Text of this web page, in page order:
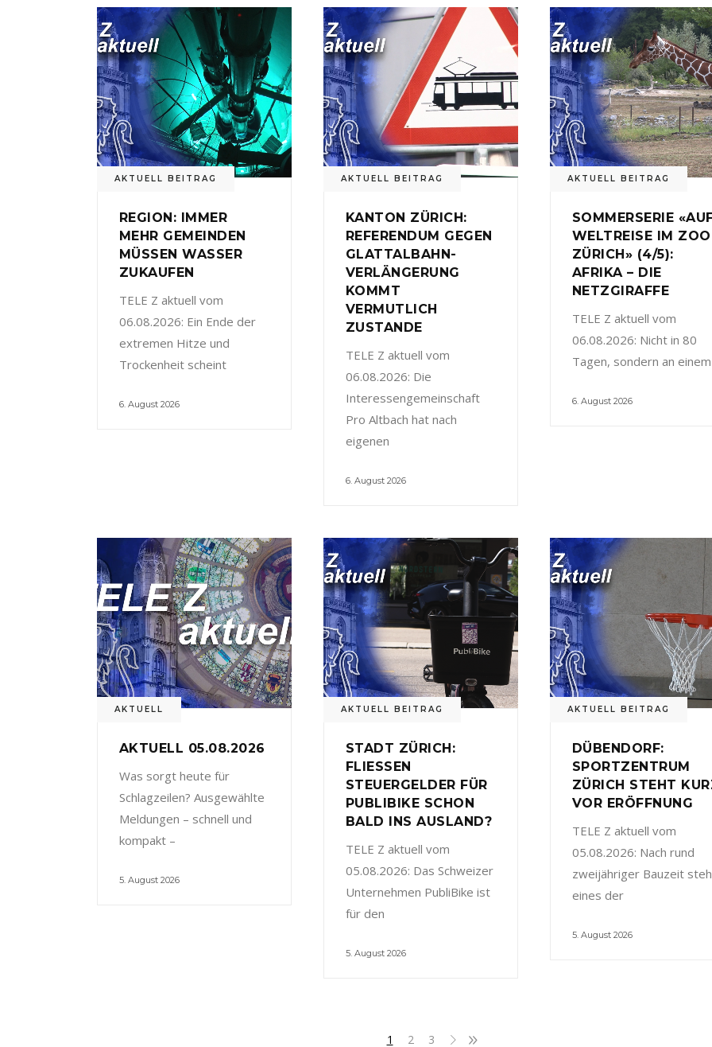
AKTUELL BEITRAG
REGION: IMMER
MEHR GEMEINDEN
MÜSSEN WASSER
ZUKAUFEN
TELE Z aktuell vom
06.08.2026: Ein Ende der
extremen Hitze und
Trockenheit scheint
6. August 2026
AKTUELL BEITRAG
KANTON ZÜRICH:
REFERENDUM GEGEN
GLATTALBAHN-
VERLÄNGERUNG
KOMMT
VERMUTLICH
ZUSTANDE
TELE Z aktuell vom
06.08.2026: Die
Interessengemeinschaft
Pro Altbach hat nach
eigenen
6. August 2026
AKTUELL BEITRAG
SOMMERSERIE
WELTREISE IM ZOO
ZÜRICH» (4/5):
AFRIKA – DIE
NETZGIRAFFE
TELE Z aktuell vom
06.08.2026: Nicht in 80
Tagen, sondern an einem
6. August 2026
AKTUELL
AKTUELL 05.08.2026
Was sorgt heute für
Schlagzeilen? Ausgewählte
Meldungen – schnell und
kompakt –
5. August 2026
AKTUELL BEITRAG
STADT ZÜRICH:
FLIESSEN
STEUERGELDER FÜR
PUBLIBIKE SCHON
BALD INS AUSLAND?
TELE Z aktuell vom
05.08.2026: Das Schweizer
Unternehmen PubliBike ist
für den
5. August 2026
AKTUELL BEITRAG
DÜBENDORF:
SPORTZENTRUM
ZÜRICH STEHT
VOR ERÖFFNUNG
TELE Z aktuell vom
05.08.2026: Nach rund
zweijähriger Bauzeit
eines der
5. August 2026
1 2 3